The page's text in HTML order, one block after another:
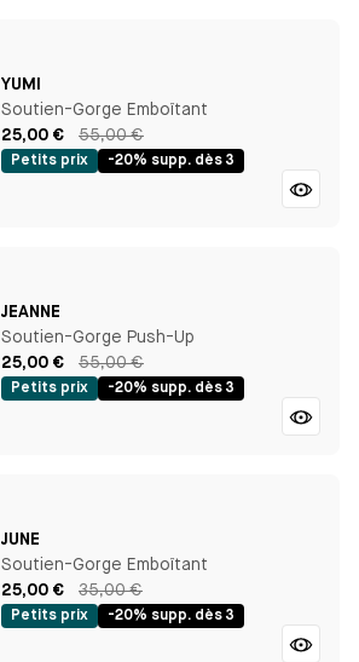
YUMI
Soutien-Gorge Emboîtant
25,00 €
55,00 €
Petits prix -20% supp. dès 3
JEANNE
Soutien-Gorge Push-Up
25,00 €
55,00 €
Petits prix -20% supp. dès 3
JUNE
Soutien-Gorge Emboîtant
25,00 €
35,00 €
Petits prix -20% supp. dès 3